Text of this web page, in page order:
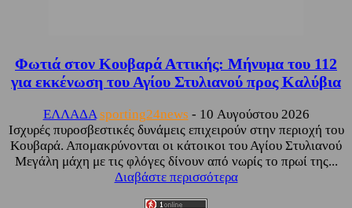
Φωτιά στον Κουβαρά Αττικής: Μήνυμα του 112
για εκκένωση του Αγίου Στυλιανού προς Καλύβια
ΕΛΛΑΔΑ sporting24news - 10 Αυγούστου 2026
Ισχυρές πυροσβεστικές δυνάμεις επιχειρούν στην περιοχή του
Κουβαρά. Απομακρύνονται οι κάτοικοι του Αγίου Στυλιανού
Μεγάλη μάχη με τις φλόγες δίνουν από νωρίς το πρωί της...
Διαβάστε περισσότερα